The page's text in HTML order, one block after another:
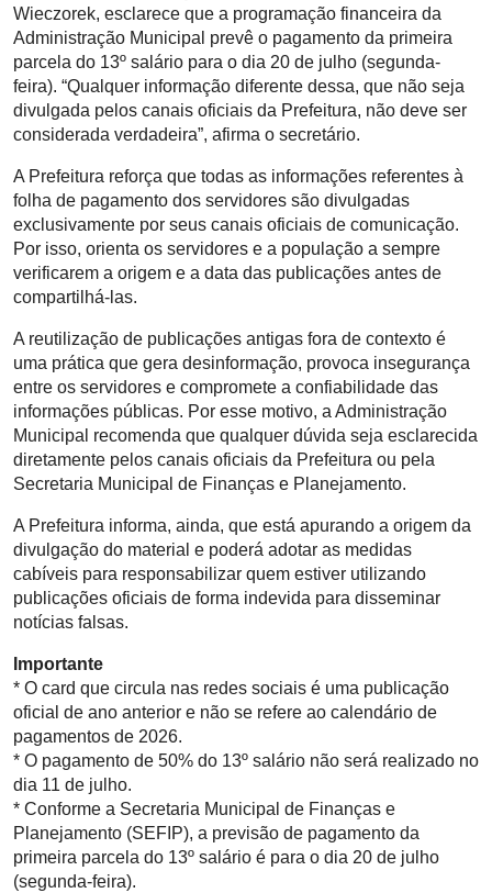
Wieczorek, esclarece que a programação financeira da
Administração Municipal prevê o pagamento da primeira
parcela do 13º salário para o dia 20 de julho (segunda-
feira). “Qualquer informação diferente dessa, que não seja
divulgada pelos canais oficiais da Prefeitura, não deve ser
considerada verdadeira”, afirma o secretário.
A Prefeitura reforça que todas as informações referentes à
folha de pagamento dos servidores são divulgadas
exclusivamente por seus canais oficiais de comunicação.
Por isso, orienta os servidores e a população a sempre
verificarem a origem e a data das publicações antes de
compartilhá-las.
A reutilização de publicações antigas fora de contexto é
uma prática que gera desinformação, provoca insegurança
entre os servidores e compromete a confiabilidade das
informações públicas. Por esse motivo, a Administração
Municipal recomenda que qualquer dúvida seja esclarecida
diretamente pelos canais oficiais da Prefeitura ou pela
Secretaria Municipal de Finanças e Planejamento.
A Prefeitura informa, ainda, que está apurando a origem da
divulgação do material e poderá adotar as medidas
cabíveis para responsabilizar quem estiver utilizando
publicações oficiais de forma indevida para disseminar
notícias falsas.
Importante
* O card que circula nas redes sociais é uma publicação
oficial de ano anterior e não se refere ao calendário de
pagamentos de 2026.
* O pagamento de 50% do 13º salário não será realizado no
dia 11 de julho.
* Conforme a Secretaria Municipal de Finanças e
Planejamento (SEFIP), a previsão de pagamento da
primeira parcela do 13º salário é para o dia 20 de julho
(segunda-feira).